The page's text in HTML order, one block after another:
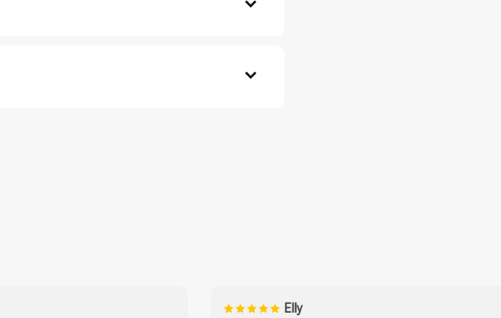
auf.
ein.
Hydroxypropyltrimonium Hydrolyzed Wheat
Ionone, Sodium Hydroxide, Citric
Elly